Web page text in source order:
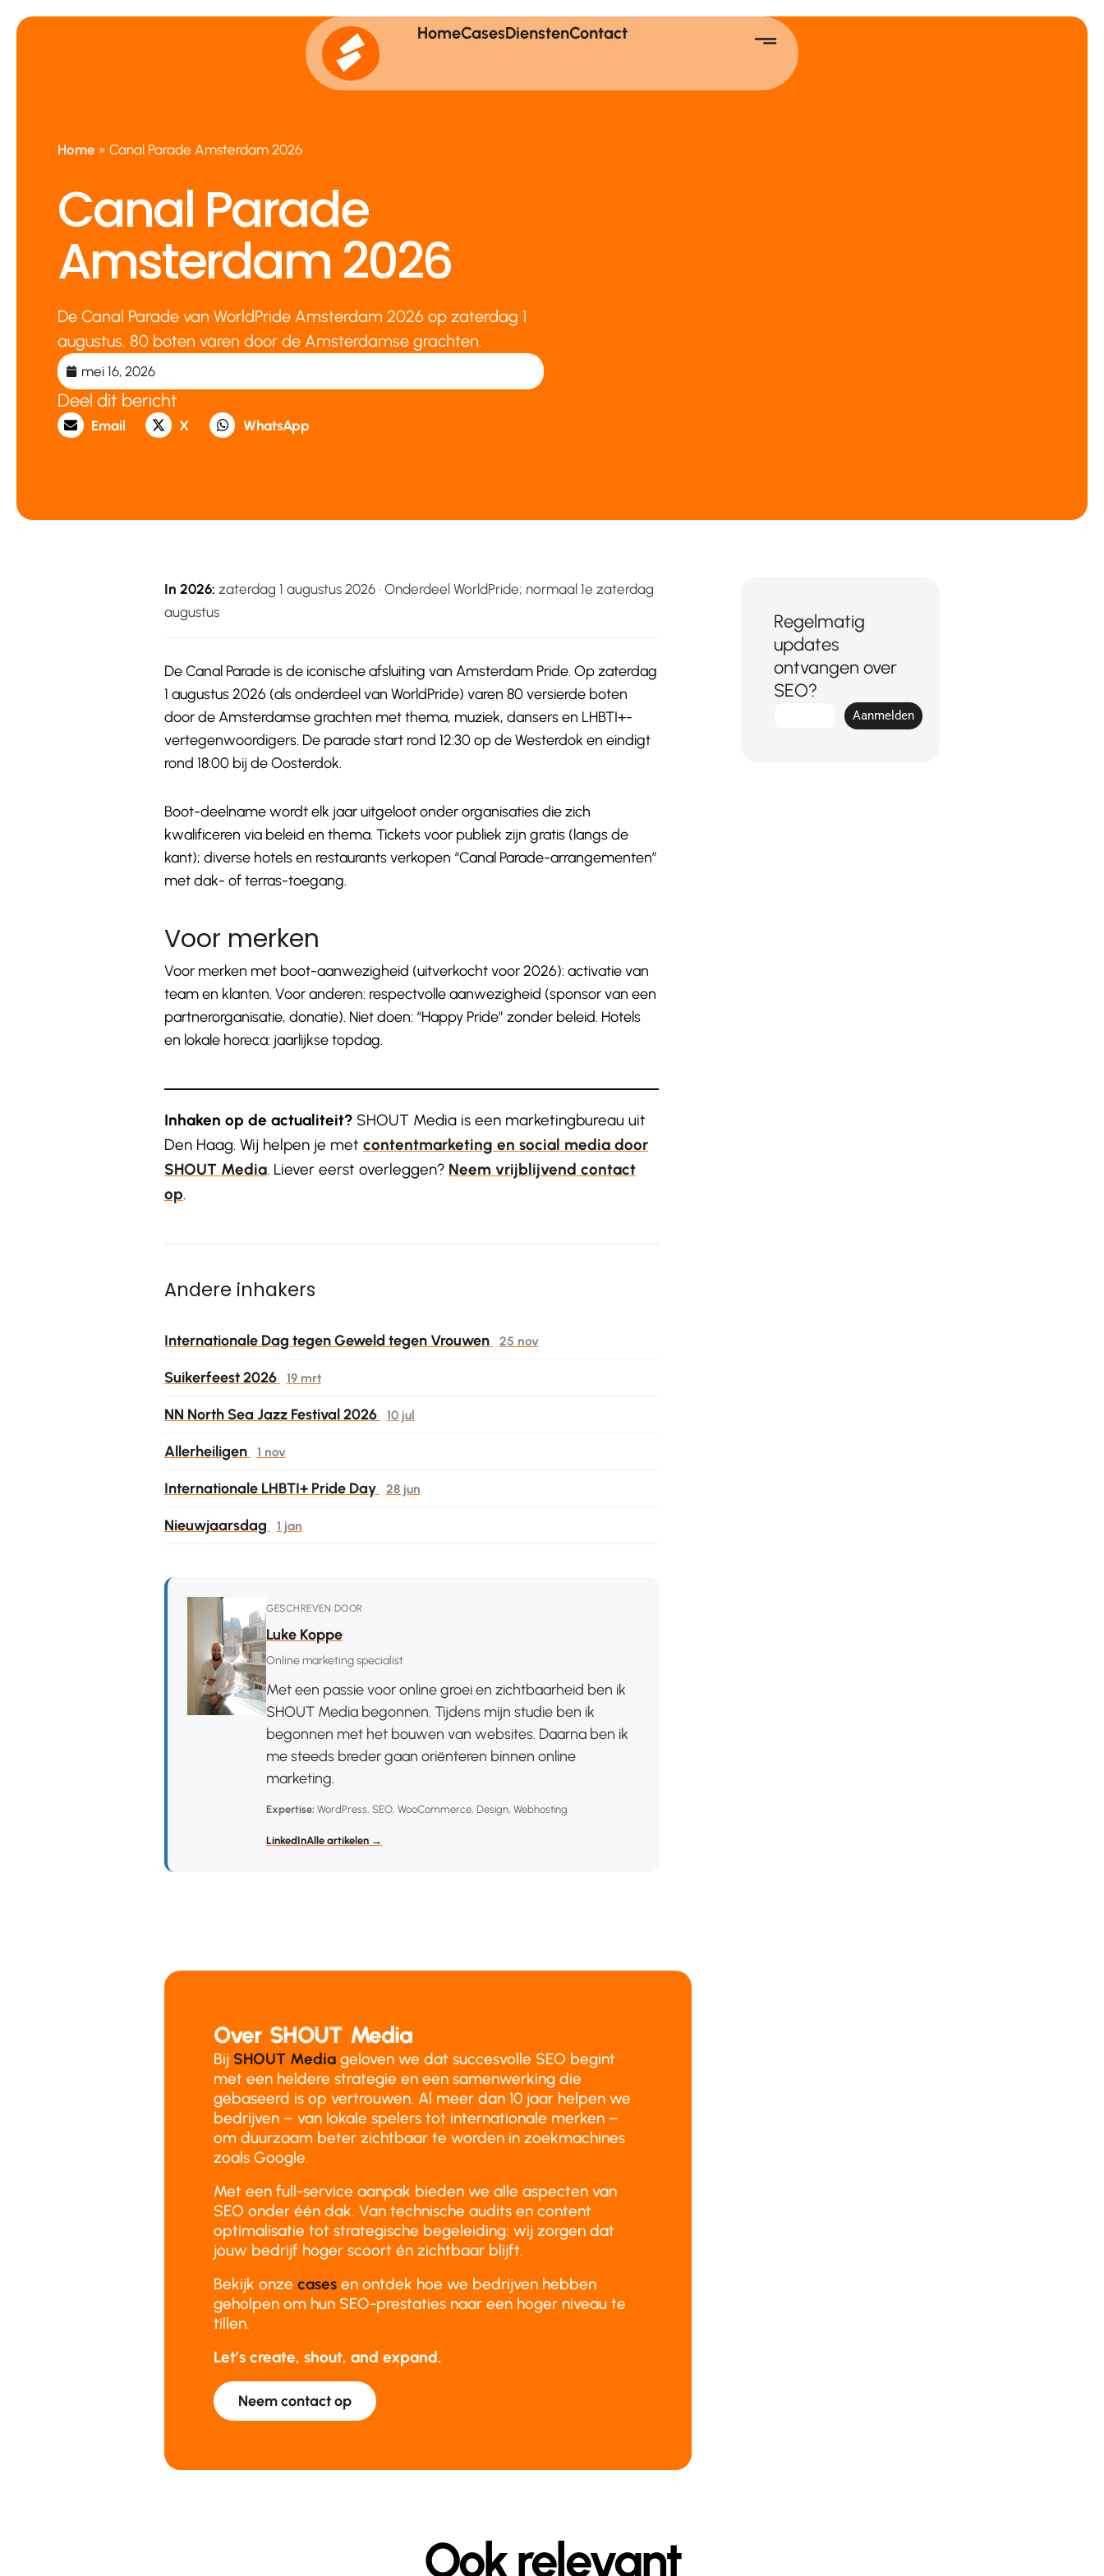
naar
HomeCasesDienstenContact
Home » Canal Parade Amsterdam 2026
Canal Parade
Amsterdam 2026
De Canal Parade van WorldPride Amsterdam 2026 op zaterdag 1
augustus. 80 boten varen door de Amsterdamse grachten.
mei 16, 2026
Deel dit bericht
Email X WhatsApp
In 2026: zaterdag 1 augustus 2026 · Onderdeel WorldPride; normaal 1e zaterdag
augustus
De Canal Parade is de iconische afsluiting van Amsterdam Pride. Op zaterdag
1 augustus 2026 (als onderdeel van WorldPride) varen 80 versierde boten
door de Amsterdamse grachten met thema, muziek, dansers en LHBTI+-
vertegenwoordigers. De parade start rond 12:30 op de Westerdok en eindigt
rond 18:00 bij de Oosterdok.
Boot-deelname wordt elk jaar uitgeloot onder organisaties die zich
kwalificeren via beleid en thema. Tickets voor publiek zijn gratis (langs de
kant); diverse hotels en restaurants verkopen “Canal Parade-arrangementen”
met dak- of terras-toegang.
Voor merken
Voor merken met boot-aanwezigheid (uitverkocht voor 2026): activatie van
team en klanten. Voor anderen: respectvolle aanwezigheid (sponsor van een
partnerorganisatie, donatie). Niet doen: “Happy Pride” zonder beleid. Hotels
en lokale horeca: jaarlijkse topdag.
Inhaken op de actualiteit? SHOUT Media is een marketingbureau uit
Den Haag. Wij helpen je met contentmarketing en social media door
SHOUT Media. Liever eerst overleggen? Neem vrijblijvend contact
op.
Andere inhakers
Internationale Dag tegen Geweld tegen Vrouwen 25 nov
Suikerfeest 2026 19 mrt
NN North Sea Jazz Festival 2026 10 jul
Allerheiligen 1 nov
Internationale LHBTI+ Pride Day 28 jun
Nieuwjaarsdag 1 jan
GESCHREVEN DOOR
Luke Koppe
Online marketing specialist
Met een passie voor online groei en zichtbaarheid ben ik
SHOUT Media begonnen. Tijdens mijn studie ben ik
begonnen met het bouwen van websites. Daarna ben ik
me steeds breder gaan oriënteren binnen online
marketing.
Expertise: WordPress, SEO, WooCommerce, Design, Webhosting
LinkedInAlle artikelen →
Regelmatig
updates
ontvangen over
SEO?
Aanmelden
Over SHOUT Media
Bij SHOUT Media geloven we dat succesvolle SEO begint
met een heldere strategie en een samenwerking die
gebaseerd is op vertrouwen. Al meer dan 10 jaar helpen we
bedrijven – van lokale spelers tot internationale merken –
om duurzaam beter zichtbaar te worden in zoekmachines
zoals Google.
Met een full-service aanpak bieden we alle aspecten van
SEO onder één dak. Van technische audits en content
optimalisatie tot strategische begeleiding: wij zorgen dat
jouw bedrijf hoger scoort én zichtbaar blijft.
Bekijk onze cases en ontdek hoe we bedrijven hebben
geholpen om hun SEO-prestaties naar een hoger niveau te
tillen.
Let’s create, shout, and expand.
Neem contact op
Ook relevant